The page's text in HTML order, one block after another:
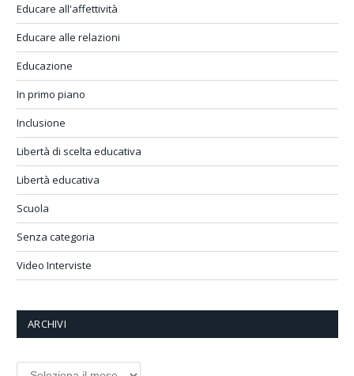
Educare all'affettività
Educare alle relazioni
Educazione
In primo piano
Inclusione
Libertà di scelta educativa
Libertà educativa
Scuola
Senza categoria
Video Interviste
ARCHIVI
Archivi